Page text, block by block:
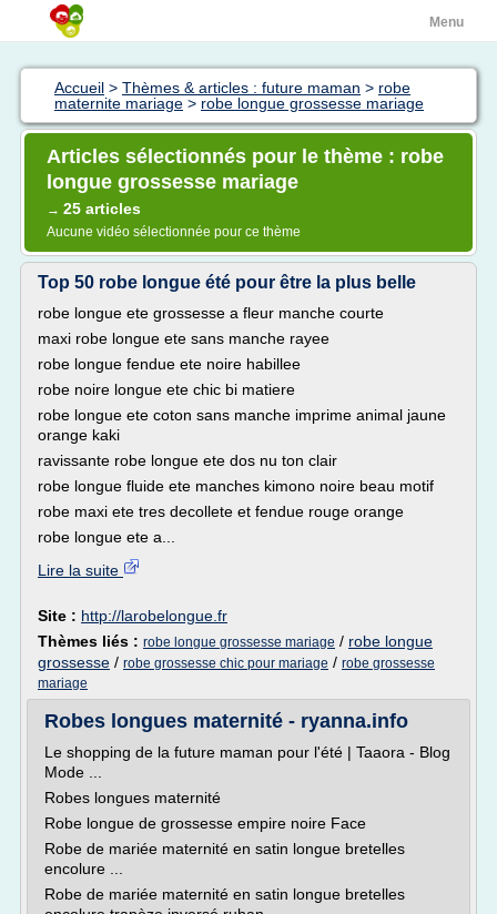
Menu
Accueil > Thèmes & articles : future maman > robe
maternite mariage > robe longue grossesse mariage
Articles sélectionnés pour le thème : robe
longue grossesse mariage
→ 25 articles
Aucune vidéo sélectionnée pour ce thème
Top 50 robe longue été pour être la plus belle
robe longue ete grossesse a fleur manche courte
maxi robe longue ete sans manche rayee
robe longue fendue ete noire habillee
robe noire longue ete chic bi matiere
robe longue ete coton sans manche imprime animal jaune
orange kaki
ravissante robe longue ete dos nu ton clair
robe longue fluide ete manches kimono noire beau motif
robe maxi ete tres decollete et fendue rouge orange
robe longue ete a...
Lire la suite
Site : http://larobelongue.fr
Thèmes liés : robe longue grossesse mariage / robe longue
grossesse / robe grossesse chic pour mariage / robe grossesse
mariage
Robes longues maternité - ryanna.info
Le shopping de la future maman pour l'été | Taaora - Blog
Mode ...
Robes longues maternité
Robe longue de grossesse empire noire Face
Robe de mariée maternité en satin longue bretelles
encolure ...
Robe de mariée maternité en satin longue bretelles